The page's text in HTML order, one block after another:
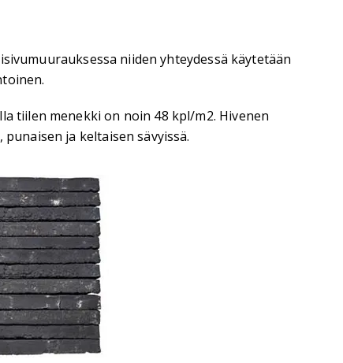
niiden yhteydessä käytetään
tiilen menekki on noin 48 kpl/m2. Hivenen
ja keltaisen sävyissä.